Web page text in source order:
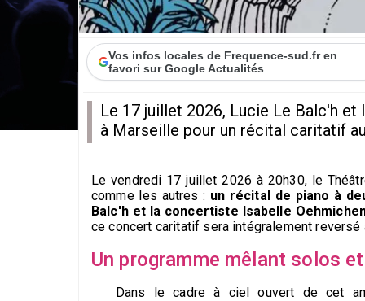
Vos infos locales de Frequence-sud.fr en
favori sur Google Actualités
Le 17 juillet 2026, Lucie Le Balc'h
à Marseille pour un récital caritatif
Le vendredi 17 juillet 2026 à 20h30, le
comme les autres : un récital de piano à
Balc'h et la concertiste Isabelle
ce concert caritatif sera intégralement reversé
Un programme mêlant solos
Dans le cadre à ciel ouvert de cet